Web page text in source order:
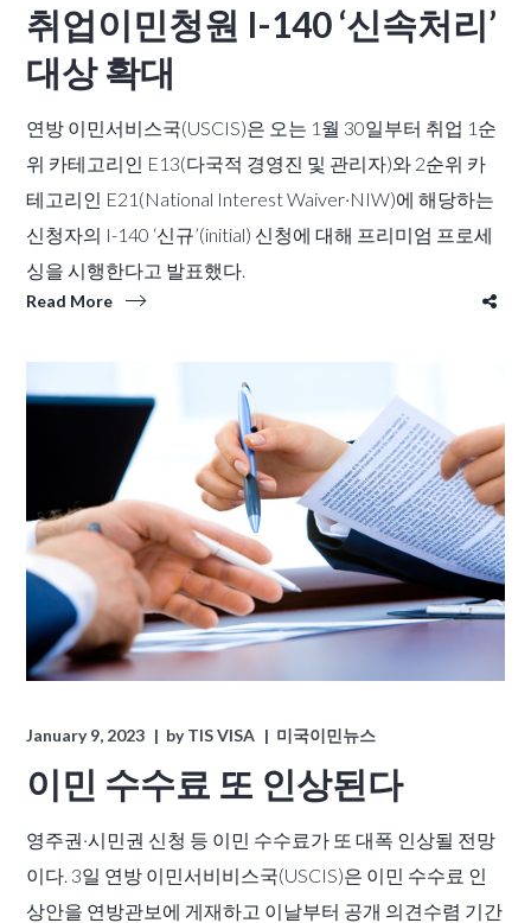
취업이민청원 I-140 ‘신속처리’
대상 확대
연방 이민서비스국(USCIS)은 오는 1월 30일부터 취업 1순
위 카테고리인 E13(다국적 경영진 및 관리자)와 2순위 카
테고리인 E21(National Interest Waiver·NIW)에 해당하는
신청자의 I-140 ‘신규’(initial) 신청에 대해 프리미엄 프로세
싱을 시행한다고 발표했다.
Read More
January 9, 2023 byTIS VISA 미국이민뉴스
이민 수수료 또 인상된다
영주권·시민권 신청 등 이민 수수료가 또 대폭 인상될 전망
이다. 3일 연방 이민서비비스국(USCIS)은 이민 수수료 인
상안을 연방관보에 게재하고 이날부터 공개 의견수렴 기간